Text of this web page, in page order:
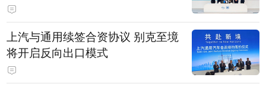
上汽与通用续签合资协议 别克至境
将开启反向出口模式